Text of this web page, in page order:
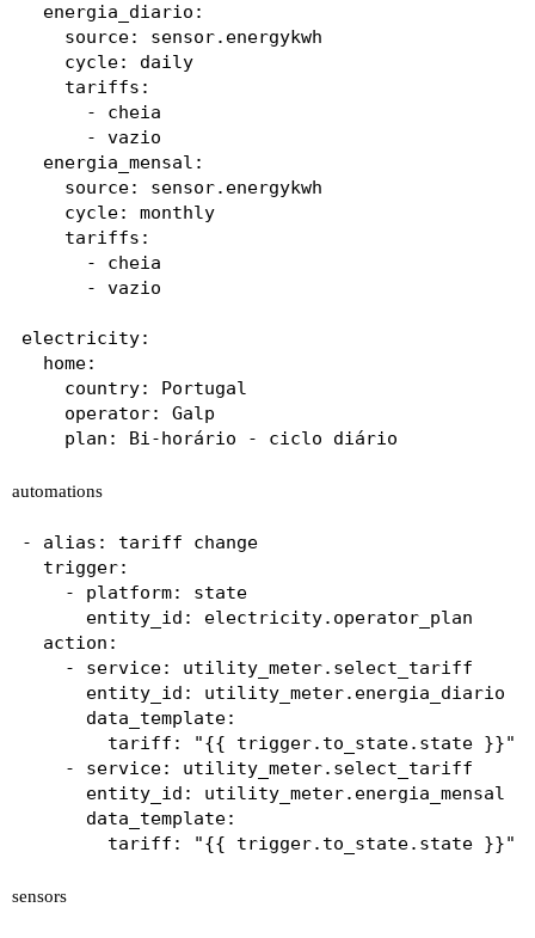
  energia_diario:
    source: sensor.energykwh
    cycle: daily
    tariffs:
      - cheia
      - vazio
  energia_mensal:
    source: sensor.energykwh
    cycle: monthly
    tariffs:
      - cheia
      - vazio
electricity:
  home:
    country: Portugal
    operator: Galp
automations
- alias: tariff change
  trigger:
    - platform: state
      entity_id: electricity.operator_plan
  action:
    - service: utility_meter.select_tariff
      entity_id: utility_meter.energia_diario
      data_template:
        tariff: "{{ trigger.to_state.state }}"
    - service: utility_meter.select_tariff
      entity_id: utility_meter.energia_mensal
      data_template:
sensors